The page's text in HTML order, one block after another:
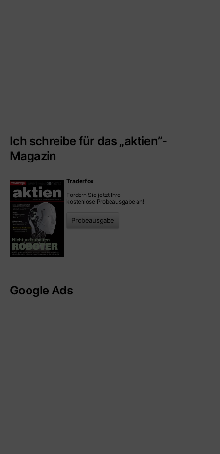
Ich schreibe für das „aktien”-
Magazin
Traderfox
Fordern Sie jetzt Ihre
kostenlose Probeausgabe an!
Probeausgabe
Google Ads